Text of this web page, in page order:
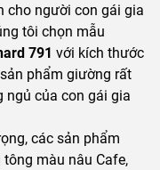
cho người con gái gia
tôi chọn mẫu
791 với kích thước
phẩm giường rất
ngủ của con gái gia
các sản phẩm
màu nâu Cafe,